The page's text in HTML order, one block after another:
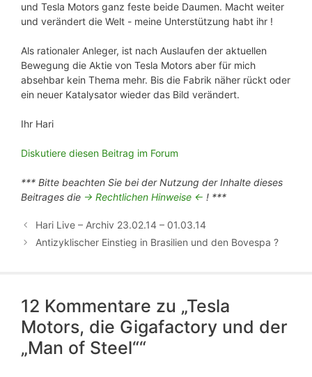
und Tesla Motors ganz feste beide Daumen. Macht weiter
und verändert die Welt - meine Unterstützung habt ihr !
Als rationaler Anleger, ist nach Auslaufen der aktuellen
Bewegung die Aktie von Tesla Motors aber für mich
absehbar kein Thema mehr. Bis die Fabrik näher rückt oder
ein neuer Katalysator wieder das Bild verändert.
Ihr Hari
Diskutiere diesen Beitrag im Forum
*** Bitte beachten Sie bei der Nutzung der Inhalte dieses
Beitrages die -> Rechtlichen Hinweise <- ! ***
Hari Live – Archiv 23.02.14 – 01.03.14
Antizyklischer Einstieg in Brasilien und den Bovespa ?
12 Kommentare zu „Tesla
Motors, die Gigafactory und der
„Man of Steel““